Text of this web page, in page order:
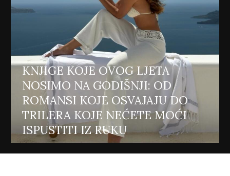
KNJIGE KOJE OVOG LJETA
NOSIMO NA GODIŠNJI: OD
ROMANSI KOJE OSVAJAJU DO
TRILERA KOJE NEĆETE MOĆI
ISPUSTITI IZ RUKU